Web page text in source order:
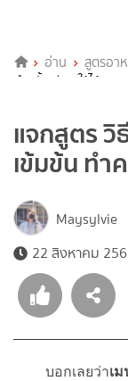
อ่าน สูตรอา
ทำครั้งเดียว ใช้ได้นาน!
แจกสูตร
เข้มข้น ทำ
Maysylvie
22 สิงหาคม
บอกเลยว่าเ